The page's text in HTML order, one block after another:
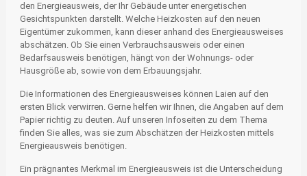
den Energieausweis, der Ihr Gebäude unter energetischen
Gesichtspunkten darstellt. Welche Heizkosten auf den neuen
Eigentümer zukommen, kann dieser anhand des Energieausweises
abschätzen. Ob Sie einen Verbrauchsausweis oder einen
Bedarfsausweis benötigen, hängt von der Wohnungs- oder
Hausgröße ab, sowie von dem Erbauungsjahr.
Die Informationen des Energieausweises können Laien auf den
ersten Blick verwirren. Gerne helfen wir Ihnen, die Angaben auf dem
Papier richtig zu deuten. Auf unseren Infoseiten zu dem Thema
finden Sie alles, was sie zum Abschätzen der Heizkosten mittels
Energieausweis benötigen.
Ein prägnantes Merkmal im Energieausweis ist die Unterscheidung